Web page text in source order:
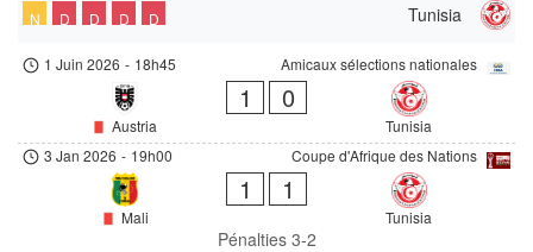
Tunisia
N D D D D
Amicaux sélections nationales
1 Juin 2026 - 18h45
Austria
1 0
Tunisia
Coupe d'Afrique des Nations
3 Jan 2026 - 19h00
Mali
1 1
Tunisia
Pénalties 3-2